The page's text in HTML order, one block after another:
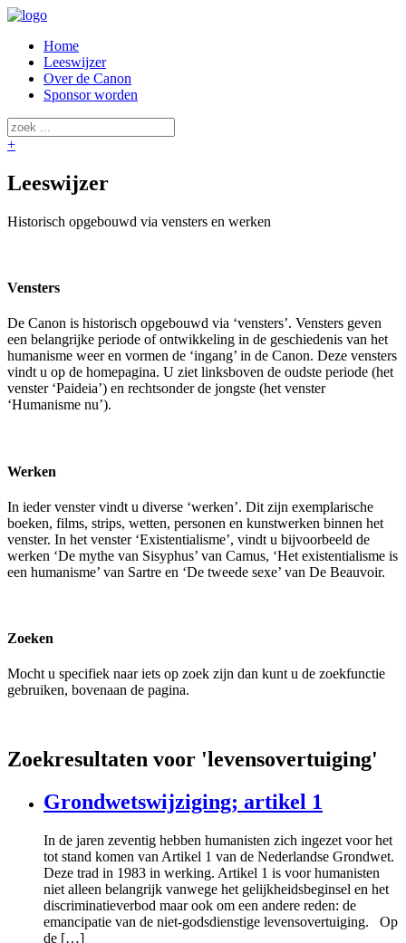
Home
Leeswijzer
Over de Canon
Sponsor worden
+
Leeswijzer
Historisch opgebouwd via vensters en werken
Vensters
De Canon is historisch opgebouwd via ‘vensters’. Vensters geven
een belangrijke periode of ontwikkeling in de geschiedenis van het
humanisme weer en vormen de ‘ingang’ in de Canon. Deze vensters
vindt u op de homepagina. U ziet linksboven de oudste periode (het
venster ‘Paideia’) en rechtsonder de jongste (het venster
‘Humanisme nu’).
Werken
In ieder venster vindt u diverse ‘werken’. Dit zijn exemplarische
boeken, films, strips, wetten, personen en kunstwerken binnen het
venster. In het venster ‘Existentialisme’, vindt u bijvoorbeeld de
werken ‘De mythe van Sisyphus’ van Camus, ‘Het existentialisme is
een humanisme’ van Sartre en ‘De tweede sexe’ van De Beauvoir.
Zoeken
Mocht u specifiek naar iets op zoek zijn dan kunt u de zoekfunctie
gebruiken, bovenaan de pagina.
Zoekresultaten voor 'levensovertuiging'
Grondwetswijziging; artikel 1
In de jaren zeventig hebben humanisten zich ingezet voor het
tot stand komen van Artikel 1 van de Nederlandse Grondwet.
Deze trad in 1983 in werking. Artikel 1 is voor humanisten
niet alleen belangrijk vanwege het gelijkheidsbeginsel en het
discriminatieverbod maar ook om een andere reden: de
emancipatie van de niet-godsdienstige levensovertuiging. Op
de […]